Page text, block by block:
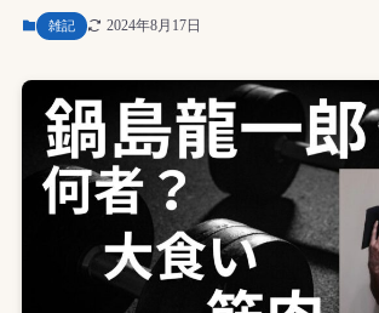
雑記 2024年8月17日